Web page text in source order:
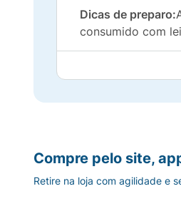
Dicas de preparo:
consumido com
Consumir
Compre pelo site,
Retire na loja com agilidade e